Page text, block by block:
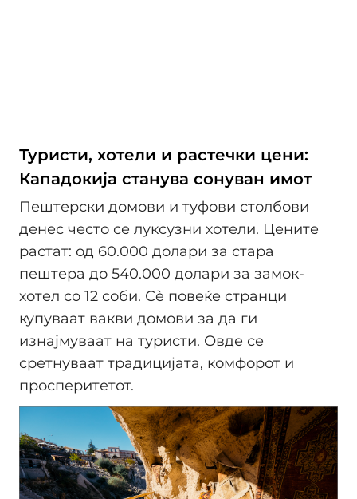
Туристи, хотели и растечки цени:
Кападокија станува сонуван имот
Пештерски домови и туфови столбови
денес често се луксузни хотели. Цените
растат: од 60.000 долари за стара
пештера до 540.000 долари за замок-
хотел со 12 соби. Сè повеќе странци
купуваат вакви домови за да ги
изнајмуваат на туристи. Овде се
сретнуваат традицијата, комфорот и
просперитетот.